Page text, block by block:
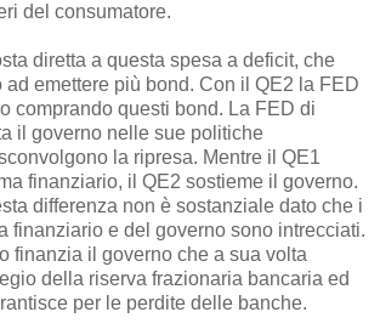
del consumatore.
diretta a questa spesa a deficit, che
emettere più bond. Con il QE2 la FED
comprando questi bond. La FED di
il governo nelle sue politiche
la ripresa. Mentre il QE1
finanziario, il QE2 sostieme il governo.
differenza non è sostanziale dato che i
finanziario e del governo sono intrecciati.
finanzia il governo che a sua volta
della riserva frazionaria bancaria ed
per le perdite delle banche.